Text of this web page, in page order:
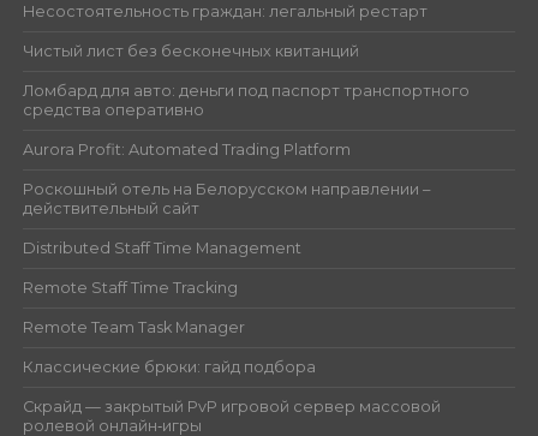
Несостоятельность граждан: легальный рестарт
Чистый лист без бесконечных квитанций
Ломбард для авто: деньги под паспорт транспортного
средства оперативно
Aurora Profit: Automated Trading Platform
Роскошный отель на Белорусском направлении –
действительный сайт
Distributed Staff Time Management
Remote Staff Time Tracking
Remote Team Task Manager
Классические брюки: гайд подбора
Скрайд — закрытый PvP игровой сервер массовой
ролевой онлайн‑игры